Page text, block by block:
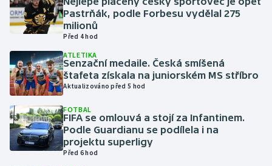
Lyže a snowboard
Moderní pětiboj
Motorsport
Olympijské hry
Parasport
Pastrňák, podle Forbesu vydělal 275
milionů
Před 4 hod
ATLETIKA
Senzační medaile. Česká smíšená
štafeta získala na juniorském MS stříbro
Aktualizováno před 5 hod
FOTBAL
FIFA se omlouvá a stojí za Infantinem.
Podle Guardianu se podílela i na
projektu superligy
Před 6 hod